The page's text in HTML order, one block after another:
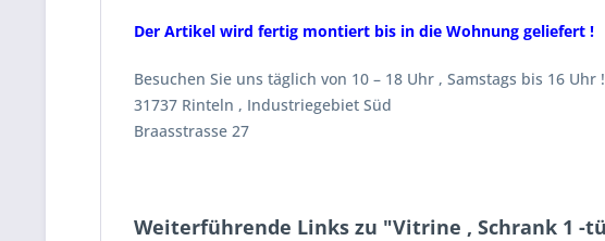
Der Artikel wird fertig montiert bis in die Wohnung geliefert !
Besuchen Sie uns täglich von 10 – 18 Uhr , Samstags bis 16 Uhr !
31737 Rinteln , Industriegebiet Süd
Braasstrasse 27
Weiterführende Links zu "Vitrine , Schrank 1 -